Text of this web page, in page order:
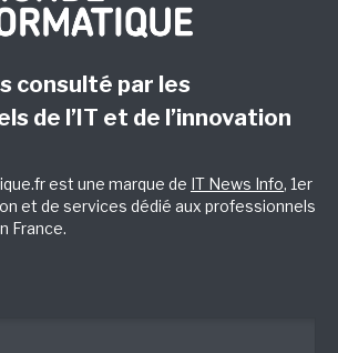
consulté par les
de l’IT et de l’innovation
est une marque de IT News Info, 1er
et de services dédié aux professionnels
France.